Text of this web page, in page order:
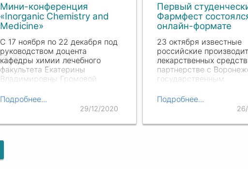
Мини-конференция
«Inorganic Chemistry and
Medicine»
С 17 ноября по 22 декабря под
руководством доцента
кафедры химии лечебного
факультета Екатерины
Владимировны Громовой
«Inorganic Chemistry and
Medicine».
Подробнее...
29/12/2020
Первый
Фармфест
онлайн-формате
23 октября известные
российские
лекарственных
партнерстве с
государственным
первый студенческий
межвузовский
фармацевтическое
Подробнее...